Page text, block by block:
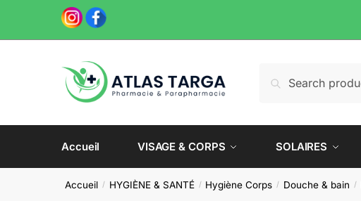
navigation
content
pour :
Accueil VISAGE & CORPS SOLAIRES
Accueil / HYGIÈNE & SANTÉ / Hygiène Corps / Douche & bain /